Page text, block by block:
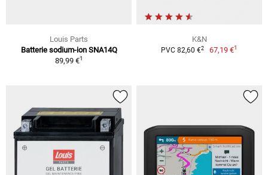
Louis Parts
Batterie sodium-ion SNA14Q
89,99 €1
K&N
PVC 82,60 €2 67,19 €1